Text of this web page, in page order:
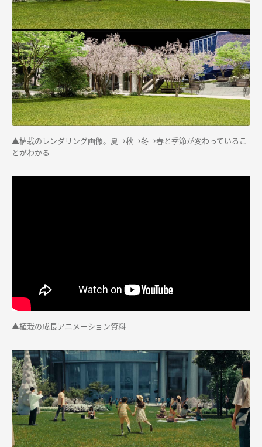
▲植栽のレンダリング画像。夏→秋→冬→春と季節が変わっているこ
とがわかる
▲植栽の成長アニメーション資料